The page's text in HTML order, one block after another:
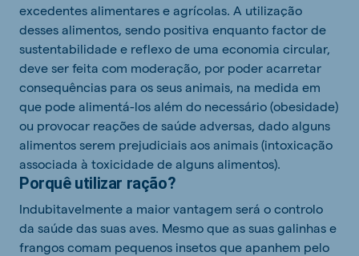
excedentes alimentares e agrícolas. A utilização
desses alimentos, sendo positiva enquanto factor de
sustentabilidade e reflexo de uma economia circular,
deve ser feita com moderação, por poder acarretar
consequências para os seus animais, na medida em
que pode alimentá-los além do necessário (obesidade)
ou provocar reações de saúde adversas, dado alguns
alimentos serem prejudiciais aos animais (intoxicação
associada à toxicidade de alguns alimentos).
Porquê utilizar ração?
Indubitavelmente a maior vantagem será o controlo
da saúde das suas aves. Mesmo que as suas galinhas e
frangos comam pequenos insetos que apanhem pelo